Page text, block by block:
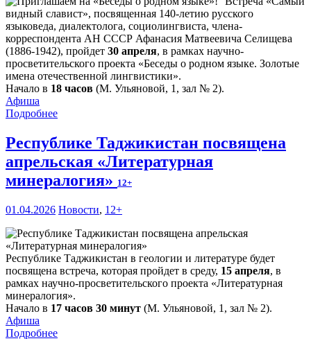
видный славист», посвященная 140-летию русского
языковеда, диалектолога, социолингвиста, члена-
корреспондента АН СССР Афанасия Матвеевича Селищева
(1886-1942), пройдет 30 апреля, в рамках научно-
просветительского проекта «Беседы о родном языке. Золотые
имена отечественной лингвистики».
Начало в 18 часов (М. Ульяновой, 1, зал № 2).
Афиша
Подробнее
Республике Таджикистан посвящена
апрельская «Литературная
минералогия» 12+
01.04.2026 Новости, 12+
Республике Таджикистан в геологии и литературе будет
посвящена встреча, которая пройдет в среду, 15 апреля, в
рамках научно-просветительского проекта «Литературная
минералогия».
Начало в 17 часов 30 минут (М. Ульяновой, 1, зал № 2).
Афиша
Подробнее